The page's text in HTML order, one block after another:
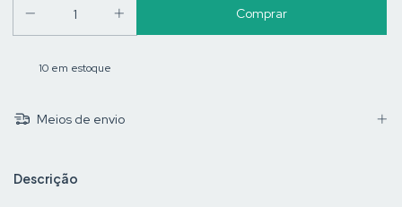
10 em estoque
Meios de envio
Descrição